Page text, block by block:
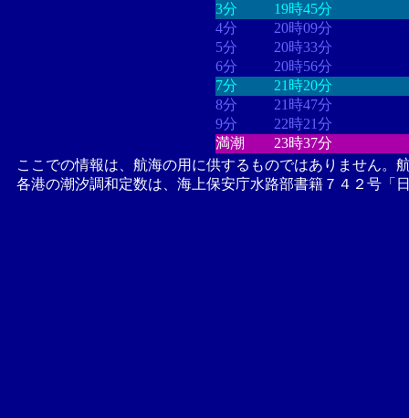
3分
19時45分
4分
20時09分
5分
20時33分
6分
20時56分
7分
21時20分
8分
21時47分
9分
22時21分
満潮
23時37分
ここでの情報は、航海の用に供するものではありません。
各港の潮汐調和定数は、海上保安庁水路部書籍７４２号「